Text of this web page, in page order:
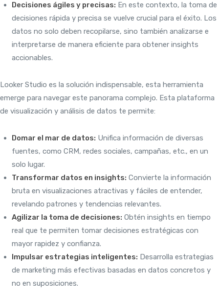
Decisiones ágiles y precisas: En este contexto, la toma de
decisiones rápida y precisa se vuelve crucial para el éxito. Los
datos no solo deben recopilarse, sino también analizarse e
interpretarse de manera eficiente para obtener insights
accionables.
Looker Studio es la solución indispensable, esta herramienta
emerge para navegar este panorama complejo. Esta plataforma
de visualización y análisis de datos te permite:
Domar el mar de datos: Unifica información de diversas
fuentes, como CRM, redes sociales, campañas, etc., en un
solo lugar.
Transformar datos en insights: Convierte la información
bruta en visualizaciones atractivas y fáciles de entender,
revelando patrones y tendencias relevantes.
Agilizar la toma de decisiones: Obtén insights en tiempo
real que te permiten tomar decisiones estratégicas con
mayor rapidez y confianza.
Impulsar estrategias inteligentes: Desarrolla estrategias
de marketing más efectivas basadas en datos concretos y
no en suposiciones.